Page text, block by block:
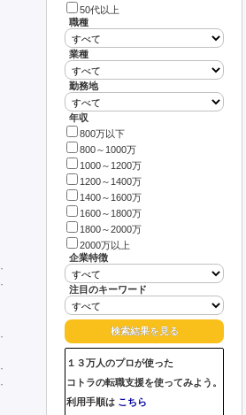
50代以上
職種
業種
勤務地
年収
800万以下
800～1000万
1000～1200万
1200～1400万
1400～1600万
1600～1800万
1800～2000万
2000万以上
企業特徴
注目のキーワード
１３万人のプロが使った
コトラの転職支援を使ってみよう。
利用手順は こちら